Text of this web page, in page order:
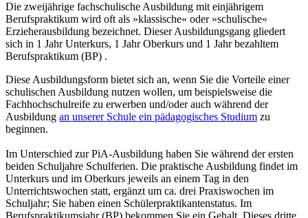
Die zweijährige fachschulische Ausbildung mit einjährigem
Berufspraktikum wird oft als »klassische« oder »schulische«
Erzieherausbildung bezeichnet. Dieser Ausbildungsgang gliedert
sich in 1 Jahr Unterkurs, 1 Jahr Oberkurs und 1 Jahr bezahltem
Berufspraktikum (BP) .
Diese Ausbildungsform bietet sich an, wenn Sie die Vorteile einer
schulischen Ausbildung nutzen wollen, um beispielsweise die
Fachhochschulreife zu erwerben und/oder auch während der
Ausbildung an unserer Schule ein pädagogisches Studium zu
beginnen.
Im Unterschied zur PiA-Ausbildung haben Sie während der ersten
beiden Schuljahre Schulferien. Die praktische Ausbildung findet im
Unterkurs und im Oberkurs jeweils an einem Tag in den
Unterrichtswochen statt, ergänzt um ca. drei Praxiswochen im
Schuljahr; Sie haben einen Schülerpraktikantenstatus. Im
Berufspraktikumsjahr (BP) bekommen Sie ein Gehalt. Dieses dritte